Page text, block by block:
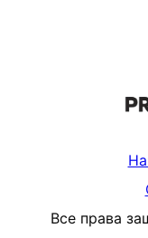
Все права